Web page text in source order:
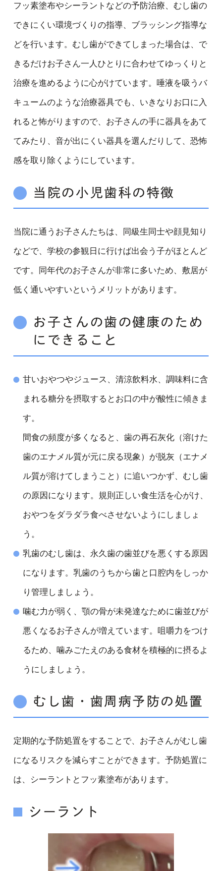
フッ素塗布やシーラントなどの予防治療、むし歯の
できにくい環境づくりの指導、ブラッシング指導な
どを行います。むし歯ができてしまった場合は、で
きるだけお子さん一人ひとりに合わせてゆっくりと
治療を進めるように心がけています。唾液を吸うバ
キュームのような治療器具でも、いきなりお口に入
れると怖がりますので、お子さんの手に器具をあて
てみたり、音が出にくい器具を選んだりして、恐怖
感を取り除くようにしています。
当院の小児歯科の特徴
当院に通うお子さんたちは、同級生同士や顔見知り
などで、学校の参観日に行けば出会う子がほとんど
です。同年代のお子さんが非常に多いため、敷居が
低く通いやすいというメリットがあります。
お子さんの歯の健康のため
にできること
甘いおやつやジュース、清涼飲料水、調味料に含
まれる糖分を摂取するとお口の中が酸性に傾きま
す。
間食の頻度が多くなると、歯の再石灰化（溶けた
歯のエナメル質が元に戻る現象）が脱灰（エナメ
ル質が溶けてしまうこと）に追いつかず、むし歯
の原因になります。規則正しい食生活を心がけ、
おやつをダラダラ食べさせないようにしましょ
う。
乳歯のむし歯は、永久歯の歯並びを悪くする原因
になります。乳歯のうちから歯と口腔内をしっか
り管理しましょう。
噛む力が弱く、顎の骨が未発達なために歯並びが
悪くなるお子さんが増えています。咀嚼力をつけ
るため、噛みごたえのある食材を積極的に摂るよ
うにしましょう。
むし歯・歯周病予防の処置
定期的な予防処置をすることで、お子さんがむし歯
になるリスクを減らすことができます。予防処置に
は、シーラントとフッ素塗布があります。
シーラント